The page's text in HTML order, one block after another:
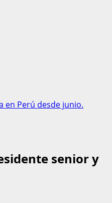
en Perú desde junio.
senior y